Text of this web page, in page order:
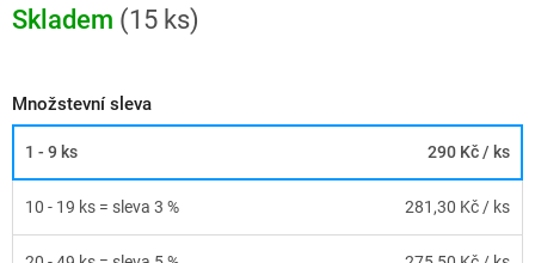
cena:
Skladem (15 ks)
Množstevní sleva
1 - 9 ks 290 Kč/ ks
10 - 19 ks = sleva 3 % 281,30 Kč/ ks